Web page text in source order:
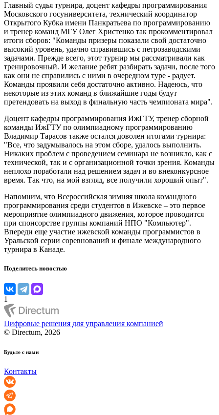
Главный судья турнира, доцент кафедры программирования
Московского госуниверситета, технический координатор
Открытого Кубка имени Панкратьева по программированию
и тренер команд МГУ Олег Христенко так прокомментировал
итоги сборов: "Команды призеры показали свой достаточно
высокий уровень, удачно справившись с петрозаводскими
задачами. Прежде всего, этот турнир мы рассматривали как
тренировочный. И желание ребят разбирать задачи, после того
как они не справились с ними в очередном туре - радует.
Команды проявили себя достаточно активно. Надеюсь, что
некоторые из этих команд в ближайшие годы будут
претендовать на выход в финальную часть чемпионата мира".
Доцент кафедры программирования ИжГТУ, тренер сборной
команды ИжГТУ по олимпиадному программированию
Владимир Тарасов также остался доволен итогами турнира:
"Все, что задумывалось на этом сборе, удалось выполнить.
Никаких проблем с проведением семинара не возникло, как с
технической, так и с организационной точки зрения. Команды
неплохо поработали над решением задач и во внеконкурсное
время. Так что, на мой взгляд, все получили хороший опыт".
Напомним, что Всероссийская зимняя школа командного
программирования среди студентов в Ижевске – это первое
мероприятие олимпиадного движения, которое проводится
при спонсорстве группы компаний НПО "Компьютер".
Впереди еще участие ижевской команды программистов в
Уральской серии соревнований и финале международного
турнира в Канаде.
Поделитесь новостью
1
Цифровые решения для управления компанией
© Directum, 2026
Будьте с нами
Контакты